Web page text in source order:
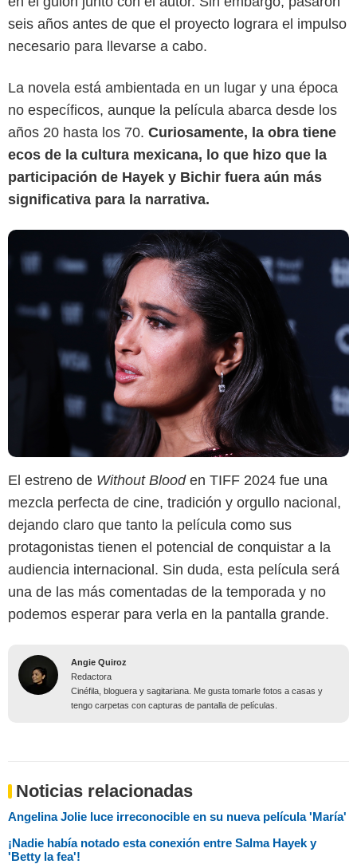
seis años antes de que el proyecto lograra el impulso
necesario para llevarse a cabo.
La novela está ambientada en un lugar y una época
no específicos, aunque la película abarca desde los
años 20 hasta los 70. Curiosamente, la obra tiene
ecos de la cultura mexicana, lo que hizo que la
participación de Hayek y Bichir fuera aún más
significativa para la narrativa.
Uriel Linares / Sensacine Latam
El estreno de Without Blood en TIFF 2024 fue una
mezcla perfecta de cine, tradición y orgullo nacional,
dejando claro que tanto la película como sus
protagonistas tienen el potencial de conquistar a la
audiencia internacional. Sin duda, esta película será
una de las más comentadas de la temporada y no
podemos esperar para verla en la pantalla grande.
Angie Quiroz
Redactora
Cinéfila, bloguera y sagitariana. Me gusta tomarle fotos a casas y
tengo carpetas con capturas de pantalla de películas.
Noticias relacionadas
Angelina Jolie luce irreconocible en su nueva película 'María'
¡Nadie había notado esta conexión entre Salma Hayek y
'Betty la fea'!